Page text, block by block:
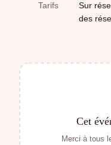
Tarifs
Sur
des
Cet
Merci à tous